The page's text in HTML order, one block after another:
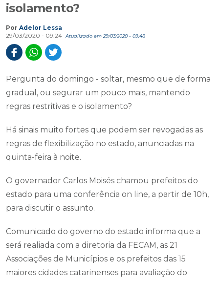
isolamento?
Por Adelor Lessa
29/03/2020 - 09:24
Atualizado em 29/03/2020 - 09:48
Pergunta do domingo - soltar, mesmo que de forma
gradual, ou segurar um pouco mais, mantendo
regras restritivas e o isolamento?
Há sinais muito fortes que podem ser revogadas as
regras de flexibilização no estado, anunciadas na
quinta-feira à noite.
O governador Carlos Moisés chamou prefeitos do
estado para uma conferência on line, a partir de 10h,
para discutir o assunto.
Comunicado do governo do estado informa que a
será realiada com a diretoria da FECAM, as 21
Associações de Municípios e os prefeitos das 15
maiores cidades catarinenses para avaliação do